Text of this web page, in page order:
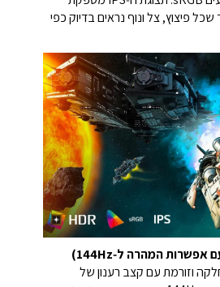
שכל פיצוץ, צל ונוף נראים בדיוק כפי
וזורמת עם קצב רענון של